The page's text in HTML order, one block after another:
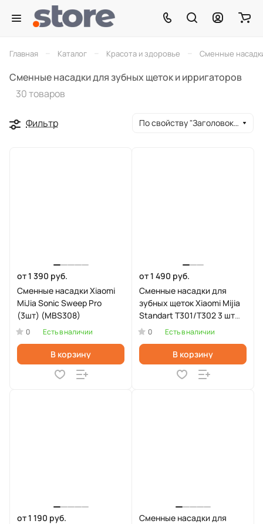
Главная Каталог Красота и здоровье Сменные
Сменные насадки для зубных щеток и ирригаторов
30 товаров
Фильтр По свойству "Заголовок окна браузера" (убывание)
от 1 390 руб.
Сменные насадки Xiaomi
MiJia Sonic Sweep Pro
(3шт) (MBS308)
0 Есть в наличии
В корзину
от 1 490 руб.
Сменные насадки для
зубных щеток Xiaomi Mijia
Standart T301/T302 3 шт
(MBS303)
0 Есть в наличии
В корзину
от 1 190 руб.
Сменные насадки для